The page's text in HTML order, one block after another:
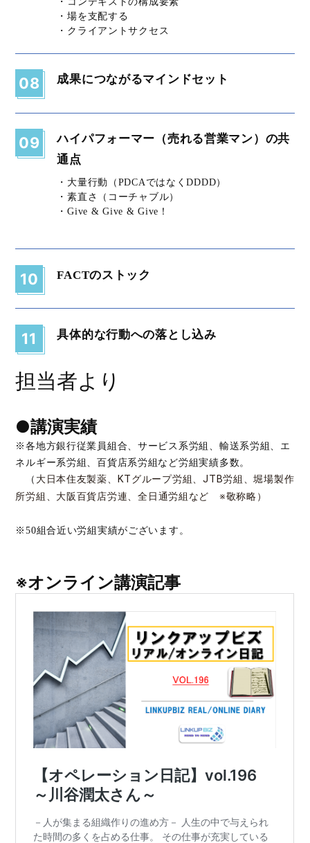
・場を支配する
・クライアントサクセス
08 成果につながるマインドセット
09
ハイパフォーマー（売れる営業マン）の共
通点
・大量行動（PDCAではなくDDDD）
・素直さ（コーチャブル）
・Give & Give & Give！
10 FACTのストック
11 具体的な行動への落とし込み
担当者より
●講演実績
※各地方銀行従業員組合、サービス系労組、輸送系労組、エ
ネルギー系労組、百貨店系労組など労組実績多数。
（ 大日本住友製薬、KTグループ労組、JTB労組、堀場製作
所労組、 大阪百貨店労連、全日通労組など ※敬称略）
※50組合近い労組実績がございます。
※オンライン講演記事